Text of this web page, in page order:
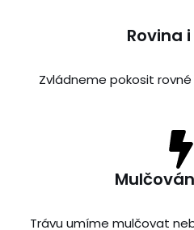
Rovina
Zvládneme pokosit
Trávu umíme mulčovat